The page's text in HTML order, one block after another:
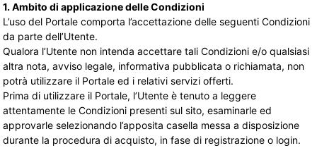
1. Ambito di applicazione delle Condizioni
L’uso del Portale comporta l’accettazione delle seguenti Condizioni
da parte dell’Utente.
Qualora l’Utente non intenda accettare tali Condizioni e/o qualsiasi
altra nota, avviso legale, informativa pubblicata o richiamata, non
potrà utilizzare il Portale ed i relativi servizi offerti.
Prima di utilizzare il Portale, l’Utente è tenuto a leggere
attentamente le Condizioni presenti sul sito, esaminarle ed
approvarle selezionando l’apposita casella messa a disposizione
durante la procedura di acquisto, in fase di registrazione o login.